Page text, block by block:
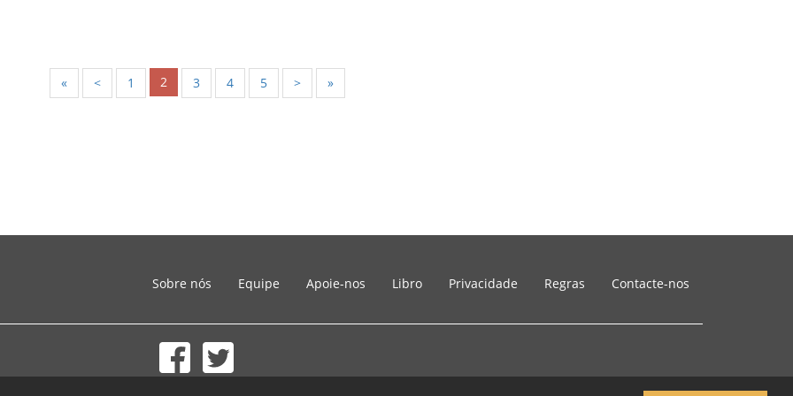
« < 1 2 3 4 5 > »
Sobre nós Equipe Apoie-nos Libro Privacidade Regras Contacte-nos